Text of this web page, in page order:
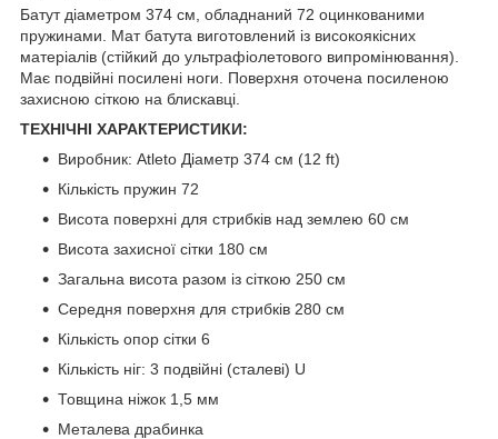
Батут діаметром 374 см, обладнаний 72 оцинкованими
пружинами. Мат батута виготовлений із високоякісних
матеріалів (стійкий до ультрафіолетового випромінювання).
Має подвійні посилені ноги. Поверхня оточена посиленою
захисною сіткою на блискавці.
ТЕХНІЧНІ ХАРАКТЕРИСТИКИ:
Виробник: Atleto Діаметр 374 см (12 ft)
Кількість пружин 72
Висота поверхні для стрибків над землею 60 см
Висота захисної сітки 180 см
Загальна висота разом із сіткою 250 см
Середня поверхня для стрибків 280 см
Кількість опор сітки 6
Кількість ніг: 3 подвійні (сталеві) U
Товщина ніжок 1,5 мм
Металева драбинка